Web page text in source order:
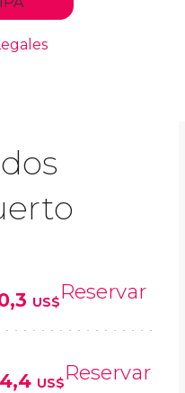
US$Reservar
US$Reservar